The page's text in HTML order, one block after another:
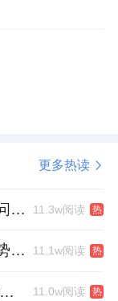
更多热读
科达制造75亿跨境并购失败，问题出在哪一关？ 11.3w阅读 热
10个涨停板！爱丽家居股价走势有点狂 11.1w阅读 热
名家汇拟2.6亿元参股至誉科技，跨界布局工业级固态存储 11.0w阅读 热